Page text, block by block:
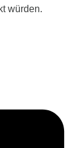
würden.